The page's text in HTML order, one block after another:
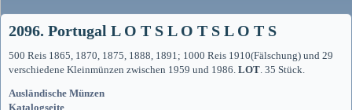
2096. Portugal L O T S L O T S L O T S
500 Reis 1865, 1870, 1875, 1888, 1891; 1000 Reis 1910(Fälschung) und 29
verschiedene Kleinmünzen zwischen 1959 und 1986. LOT. 35 Stück.
Ausländische Münzen
Katalogseite